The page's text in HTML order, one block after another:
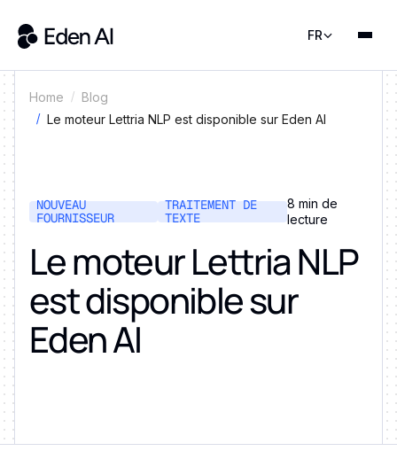
FR
Home
Blog
Le moteur Lettria NLP est disponible sur Eden AI
NOUVEAU
FOURNISSEUR
TRAITEMENT DE
TEXTE
8 min de
lecture
Le moteur Lettria NLP
est disponible sur
Eden AI